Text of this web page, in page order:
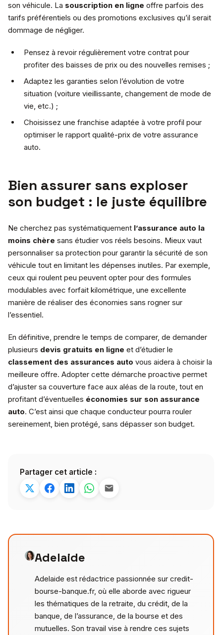
son véhicule. La souscription en ligne offre parfois des
tarifs préférentiels ou des promotions exclusives qu’il serait
dommage de négliger.
Pensez à revoir régulièrement votre contrat pour
profiter des baisses de prix ou des nouvelles remises ;
Adaptez les garanties selon l’évolution de votre
situation (voiture vieillissante, changement de mode de
vie, etc.) ;
Choisissez une franchise adaptée à votre profil pour
optimiser le rapport qualité-prix de votre assurance
auto.
Bien assurer sans exploser
son budget : le juste équilibre
Ne cherchez pas systématiquement l’assurance auto la
moins chère sans étudier vos réels besoins. Mieux vaut
personnaliser sa protection pour garantir la sécurité de son
véhicule tout en limitant les dépenses inutiles. Par exemple,
ceux qui roulent peu peuvent opter pour des formules
modulables avec forfait kilométrique, une excellente
manière de réaliser des économies sans rogner sur
l’essentiel.
En définitive, prendre le temps de comparer, de demander
plusieurs devis gratuits en ligne et d’étudier le
classement des assurances auto vous aidera à choisir la
meilleure offre. Adopter cette démarche proactive permet
d’ajuster sa couverture face aux aléas de la route, tout en
profitant d’éventuelles économies sur son assurance
auto. C’est ainsi que chaque conducteur pourra rouler
sereinement, bien protégé, sans dépasser son budget.
Partager cet article :
Adelaide
Adelaide est rédactrice passionnée sur credit-
bourse-banque.fr, où elle aborde avec rigueur
les thématiques de la retraite, du crédit, de la
banque, de l’assurance, de la bourse et des
mutuelles. Son travail vise à rendre ces sujets